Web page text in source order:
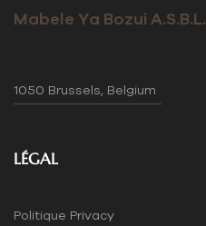
Mabele Ya Bozui A.S.B.L.
1050 Brussels, Belgium
LÉGAL
Politique Privacy